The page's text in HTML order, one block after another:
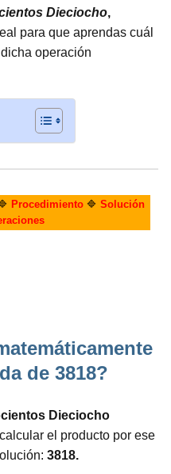
Dieciocho,
para que aprendas cuál
operación
Procedimiento🔷 Solución
de 3818?
Dieciocho
el producto por ese
3818.